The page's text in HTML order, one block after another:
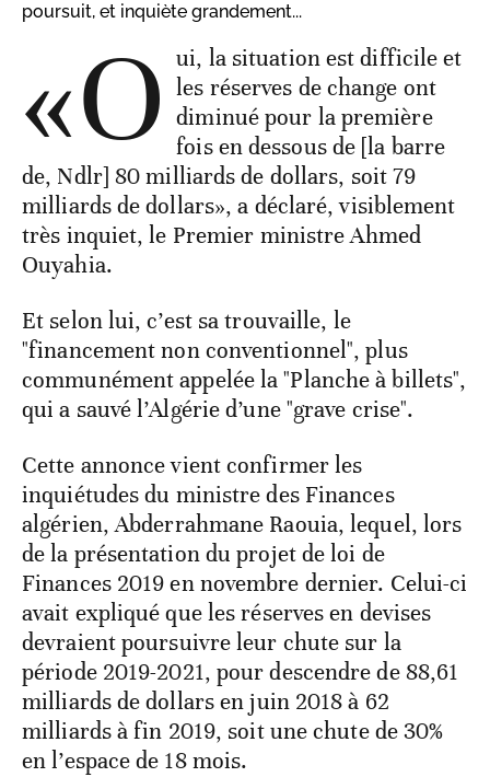
poursuit, et inquiète grandement...
«O ui, la situation est difficile et
les réserves de change ont
diminué pour la première
fois en dessous de [la barre
de, Ndlr] 80 milliards de dollars, soit 79
milliards de dollars», a déclaré, visiblement
très inquiet, le Premier ministre Ahmed
Ouyahia.
Et selon lui, c’est sa trouvaille, le
"financement non conventionnel", plus
communément appelée la "Planche à billets",
qui a sauvé l’Algérie d’une "grave crise".
Cette annonce vient confirmer les
inquiétudes du ministre des Finances
algérien, Abderrahmane Raouia, lequel, lors
de la présentation du projet de loi de
Finances 2019 en novembre dernier. Celui-ci
avait expliqué que les réserves en devises
devraient poursuivre leur chute sur la
période 2019-2021, pour descendre de 88,61
milliards de dollars en juin 2018 à 62
milliards à fin 2019, soit une chute de 30%
en l’espace de 18 mois.